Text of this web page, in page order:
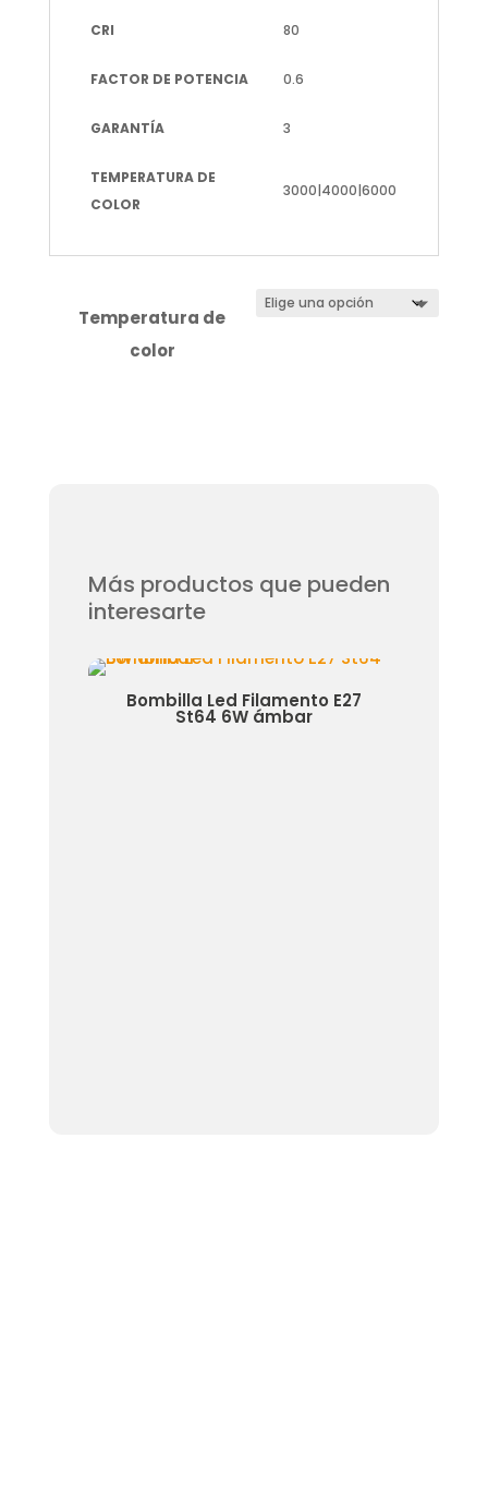
CRI 80
FACTOR DE POTENCIA 0.6
GARANTÍA 3
TEMPERATURA DE
COLOR
3000|4000|6000
Temperatura de
color
Más productos que pueden
interesarte
Bombilla Led Filamento E27
St64 6W ámbar